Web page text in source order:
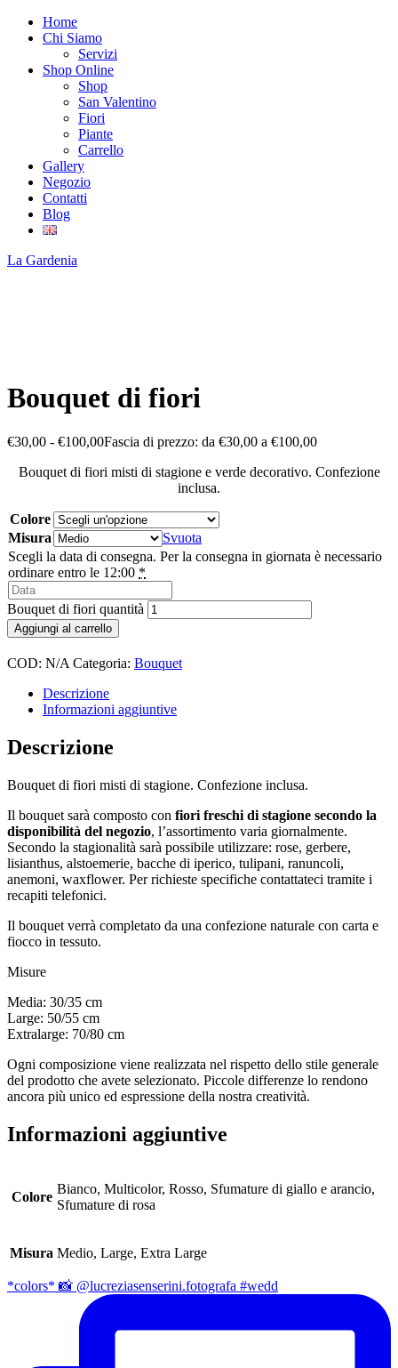
Home
Chi Siamo
Servizi
Shop Online
Shop
San Valentino
Fiori
Piante
Carrello
Gallery
Negozio
Contatti
Blog
La Gardenia
Bouquet di fiori
€30,00 - €100,00Fascia di prezzo: da €30,00 a €100,00
Bouquet di fiori misti di stagione e verde decorativo. Confezione
inclusa.
Colore
Misura
Svuota
Scegli la data di consegna. Per la consegna in giornata è necessario
ordinare entro le 12:00 *
Bouquet di fiori quantità
Aggiungi al carrello
COD: N/A Categoria: Bouquet
Descrizione
Informazioni aggiuntive
Descrizione
Bouquet di fiori misti di stagione. Confezione inclusa.
Il bouquet sarà composto con fiori freschi di stagione secondo la
disponibilità del negozio, l’assortimento varia giornalmente.
Secondo la stagionalità sarà possibile utilizzare: rose, gerbere,
lisianthus, alstoemerie, bacche di iperico, tulipani, ranuncoli,
anemoni, waxflower. Per richieste specifiche contattateci tramite i
recapiti telefonici.
Il bouquet verrà completato da una confezione naturale con carta e
fiocco in tessuto.
Misure
Media: 30/35 cm
Large: 50/55 cm
Extralarge: 70/80 cm
Ogni composizione viene realizzata nel rispetto dello stile generale
del prodotto che avete selezionato. Piccole differenze lo rendono
ancora più unico ed espressione della nostra creatività.
Informazioni aggiuntive
Colore
Bianco, Multicolor, Rosso, Sfumature di giallo e arancio,
Sfumature di rosa
Misura Medio, Large, Extra Large
*colors* 📸 @lucreziasenserini.fotografa #wedd